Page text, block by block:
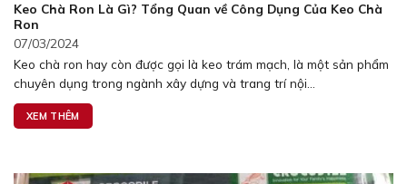
Keo Chà Ron Là Gì? Tổng Quan về Công Dụng Của Keo Chà
Ron
07/03/2024
Keo chà ron hay còn được gọi là keo trám mạch, là một sản phẩm
chuyên dụng trong ngành xây dựng và trang trí nội...
XEM THÊM